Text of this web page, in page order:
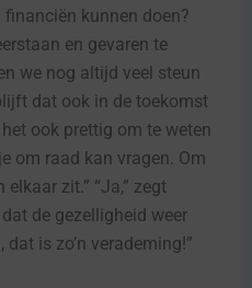
kunnen doen?
en gevaren te
we nog altijd veel steun
dat ook in de toekomst
ook prettig om te weten
om raad kan vragen. Om
zit.” “Ja,” zegt
de gezelligheid weer
is zo’n verademing!”